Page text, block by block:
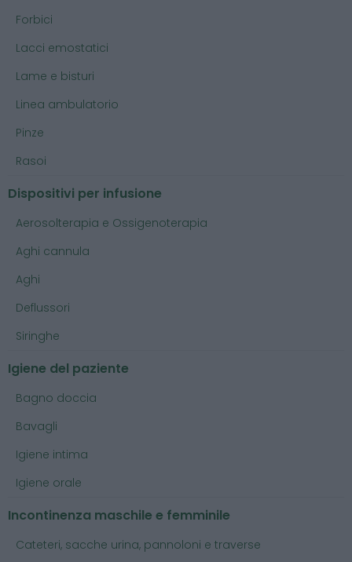
Forbici
Lacci emostatici
Lame e bisturi
Linea ambulatorio
Pinze
Rasoi
Dispositivi per infusione
Aerosolterapia e Ossigenoterapia
Aghi cannula
Aghi
Deflussori
Siringhe
Igiene del paziente
Bagno doccia
Bavagli
Igiene intima
Igiene orale
Incontinenza maschile e femminile
Cateteri, sacche urina, pannoloni e traverse